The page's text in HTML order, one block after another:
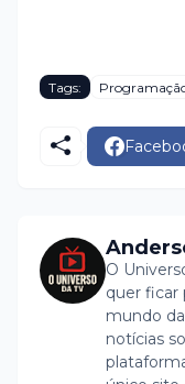
Tags:
O
quer ficar
mundo
notícias